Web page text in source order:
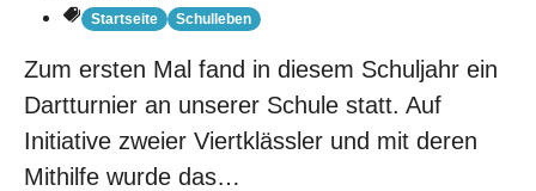
Startseite Schulleben
Zum ersten Mal fand in diesem Schuljahr ein
Dartturnier an unserer Schule statt. Auf
Initiative zweier Viertklässler und mit deren
Mithilfe wurde das…